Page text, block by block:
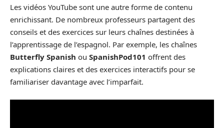
Les vidéos YouTube sont une autre forme de contenu
enrichissant. De nombreux professeurs partagent des
conseils et des exercices sur leurs chaînes destinées à
l’apprentissage de l’espagnol. Par exemple, les chaînes
Butterfly Spanish ou SpanishPod101 offrent des
explications claires et des exercices interactifs pour se
familiariser davantage avec l’imparfait.